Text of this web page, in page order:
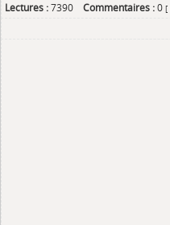
Lectures :7390 Commentaires :0 [